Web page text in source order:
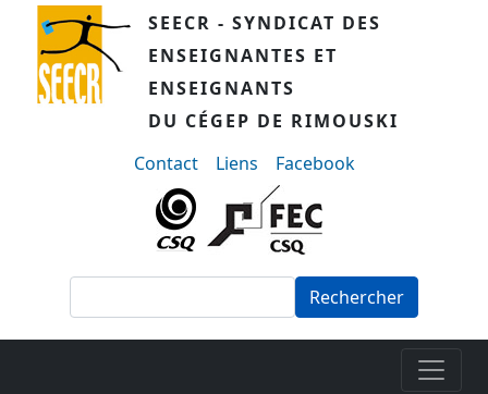
Aller au contenu principalSEECR - SYNDICAT DES
ENSEIGNANTES ET
ENSEIGNANTS
DU CÉGEP DE RIMOUSKI
menu-secondaire
Contact Liens Facebook